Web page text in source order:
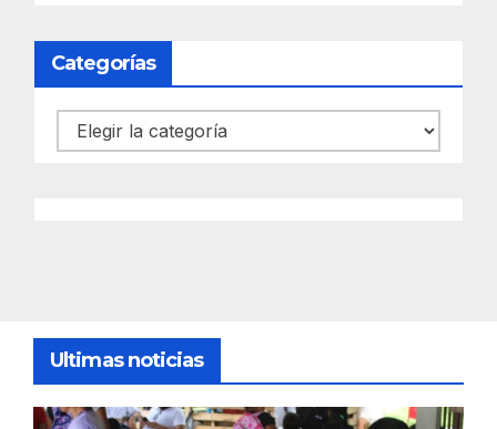
Categorías
Categorías
Ultimas noticias